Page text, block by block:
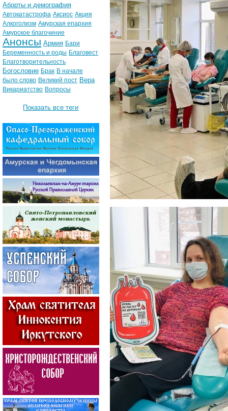
Аборты и демография
Автокатастрофа Аксиос Акция
Алкоголизм Амурская епархия
Амурское благочиние
Анонсы Армия Бари
Беременность и роды Благовест
Благотворительность
Богословие Брак В начале
было слово Великий пост Вера
Викариатство Вопросы
Показать все теги